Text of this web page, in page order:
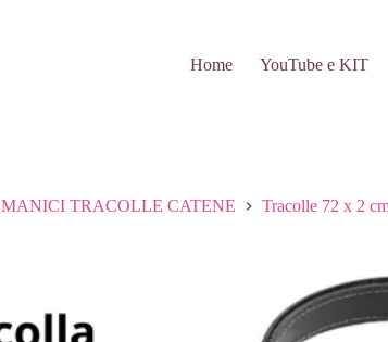
Home
YouTube e KIT
MANICI TRACOLLE CATENE Tracolle 72 x 2